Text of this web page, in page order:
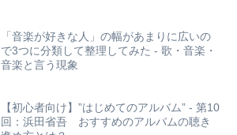
「音楽が好きな人」の幅があまりに広いの
で3つに分類して整理してみた - 歌・音楽・
音楽と言う現象
【初心者向け】”はじめてのアルバム” - 第10
回：浜田省吾 おすすめのアルバムの聴き